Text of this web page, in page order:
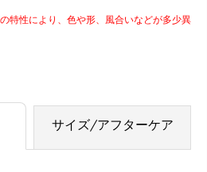
特性により、色や形、風合いなどが多少異
サイズ/アフターケア